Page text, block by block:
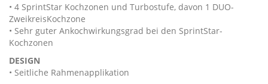
• 4 SprintStar Kochzonen und Turbostufe, davon 1 DUO-
ZweikreisKochzone
• Sehr guter Ankochwirkungsgrad bei den SprintStar-
Kochzonen
DESIGN
• Seitliche Rahmenapplikation